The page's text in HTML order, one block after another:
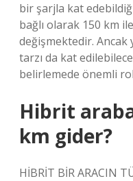
bir şarjla kat
bağlı olarak 150 km
değişmektedir. Ancak
tarzı da kat
belirlemede önemli
Hibrit
km gider?
HİBRİT BİR ARACIN